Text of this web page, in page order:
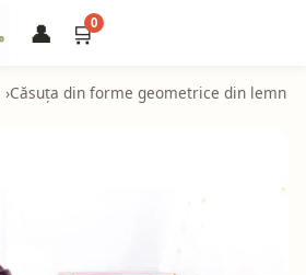
👤 🛒0
Căsuța din forme geometrice din lemn